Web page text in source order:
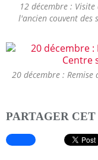
12 décembre :
l'ancien couvent des
20 décembre : Remise
PARTAGER